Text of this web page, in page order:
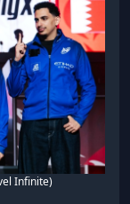
Infinite)